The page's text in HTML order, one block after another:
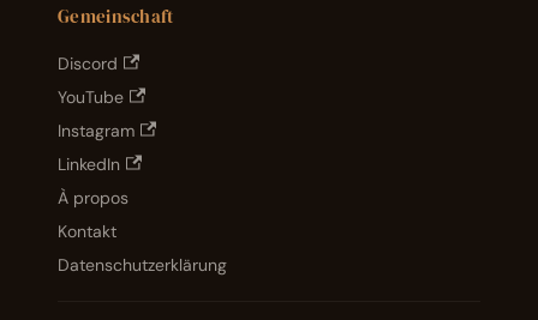
Gemeinschaft
Discord
YouTube
Instagram
LinkedIn
À propos
Kontakt
Datenschutzerklärung